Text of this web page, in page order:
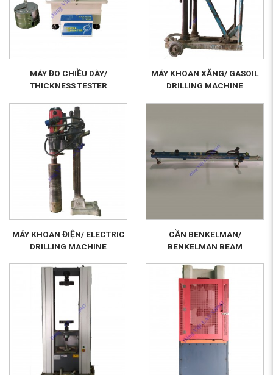
MÁY ĐO CHIỀU DÀY/
THICKNESS TESTER
MÁY KHOAN XĂNG/ GASOIL
DRILLING MACHINE
MÁY KHOAN ĐIỆN/ ELECTRIC
DRILLING MACHINE
CẦN BENKELMAN/
BENKELMAN BEAM